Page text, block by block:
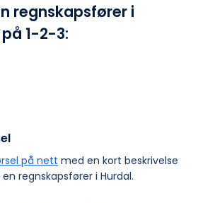
regnskapsfører i
1-2-3:
på nett med en kort beskrivelse
regnskapsfører i Hurdal.